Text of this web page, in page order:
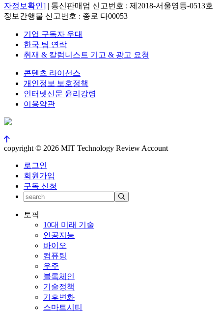
자정보확인] | 통신판매업 신고번호 : 제2018-서울영등-0513호
정보간행물 신고번호 : 종로 다00053
기업 구독자 우대
한국 팀 연락
취재 & 칼럼니스트 기고 & 광고 요청
콘텐츠 라이선스
개인정보 보호정책
인터넷신문 윤리강령
이용약관
copyright © 2026 MIT Technology Review Account
로그인
회원가입
구독 신청
토픽
10대 미래 기술
인공지능
바이오
컴퓨팅
우주
블록체인
기술정책
기후변화
스마트시티